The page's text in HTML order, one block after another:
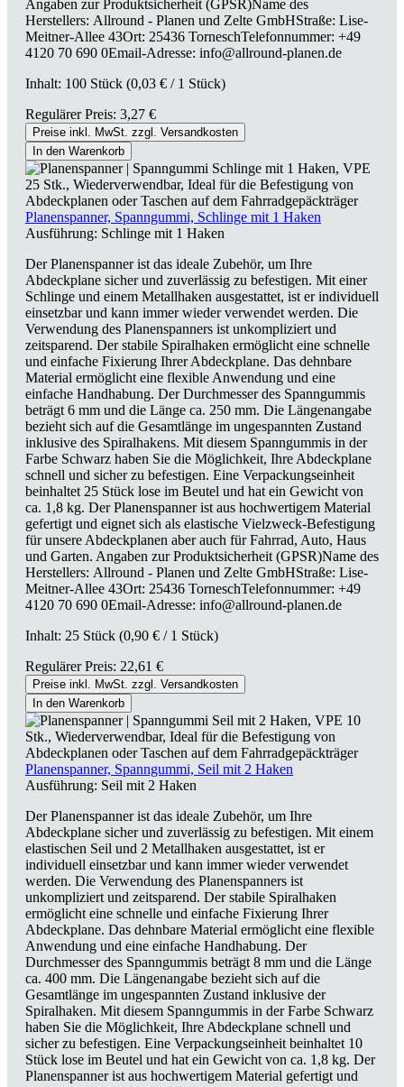
Angaben zur Produktsicherheit (GPSR)Name des
Herstellers: Allround - Planen und Zelte GmbHStraße: Lise-
Meitner-Allee 43Ort: 25436 TorneschTelefonnummer: +49
4120 70 690 0Email-Adresse: info@allround-planen.de
Inhalt: 100 Stück (0,03 € / 1 Stück)
Regulärer Preis: 3,27 €
Preise inkl. MwSt. zzgl. Versandkosten
In den Warenkorb
Planenspanner, Spanngummi, Schlinge mit 1 Haken
Ausführung: Schlinge mit 1 Haken
Der Planenspanner ist das ideale Zubehör, um Ihre
Abdeckplane sicher und zuverlässig zu befestigen. Mit einer
Schlinge und einem Metallhaken ausgestattet, ist er individuell
einsetzbar und kann immer wieder verwendet werden. Die
Verwendung des Planenspanners ist unkompliziert und
zeitsparend. Der stabile Spiralhaken ermöglicht eine schnelle
und einfache Fixierung Ihrer Abdeckplane. Das dehnbare
Material ermöglicht eine flexible Anwendung und eine
einfache Handhabung. Der Durchmesser des Spanngummis
beträgt 6 mm und die Länge ca. 250 mm. Die Längenangabe
bezieht sich auf die Gesamtlänge im ungespannten Zustand
inklusive des Spiralhakens. Mit diesem Spanngummis in der
Farbe Schwarz haben Sie die Möglichkeit, Ihre Abdeckplane
schnell und sicher zu befestigen. Eine Verpackungseinheit
beinhaltet 25 Stück lose im Beutel und hat ein Gewicht von
ca. 1,8 kg. Der Planenspanner ist aus hochwertigem Material
gefertigt und eignet sich als elastische Vielzweck-Befestigung
für unsere Abdeckplanen aber auch für Fahrrad, Auto, Haus
und Garten. Angaben zur Produktsicherheit (GPSR)Name des
Herstellers: Allround - Planen und Zelte GmbHStraße: Lise-
Meitner-Allee 43Ort: 25436 TorneschTelefonnummer: +49
4120 70 690 0Email-Adresse: info@allround-planen.de
Inhalt: 25 Stück (0,90 € / 1 Stück)
Regulärer Preis: 22,61 €
Preise inkl. MwSt. zzgl. Versandkosten
In den Warenkorb
Planenspanner, Spanngummi, Seil mit 2 Haken
Ausführung: Seil mit 2 Haken
Der Planenspanner ist das ideale Zubehör, um Ihre
Abdeckplane sicher und zuverlässig zu befestigen. Mit einem
elastischen Seil und 2 Metallhaken ausgestattet, ist er
individuell einsetzbar und kann immer wieder verwendet
werden. Die Verwendung des Planenspanners ist
unkompliziert und zeitsparend. Der stabile Spiralhaken
ermöglicht eine schnelle und einfache Fixierung Ihrer
Abdeckplane. Das dehnbare Material ermöglicht eine flexible
Anwendung und eine einfache Handhabung. Der
Durchmesser des Spanngummis beträgt 8 mm und die Länge
ca. 400 mm. Die Längenangabe bezieht sich auf die
Gesamtlänge im ungespannten Zustand inklusive der
Spiralhaken. Mit diesem Spanngummis in der Farbe Schwarz
haben Sie die Möglichkeit, Ihre Abdeckplane schnell und
sicher zu befestigen. Eine Verpackungseinheit beinhaltet 10
Stück lose im Beutel und hat ein Gewicht von ca. 1,8 kg. Der
Planenspanner ist aus hochwertigem Material gefertigt und